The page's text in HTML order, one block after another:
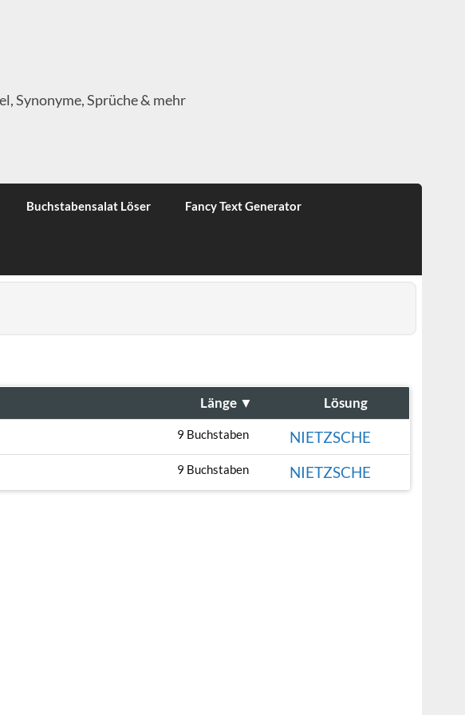
Synonyme, Sprüche & mehr
Buchstabensalat Löser Fancy Text Generator
Länge ▼ Lösung
9 Buchstaben
NIETZSCHE
9 Buchstaben NIETZSCHE